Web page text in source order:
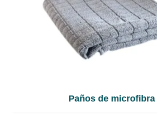
Paños de microfibra